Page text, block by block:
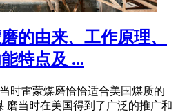
的由来、工作原理、
特点及 ...
时雷蒙煤磨恰恰适合美国煤质的
磨当时在美国得到了广泛的推广和